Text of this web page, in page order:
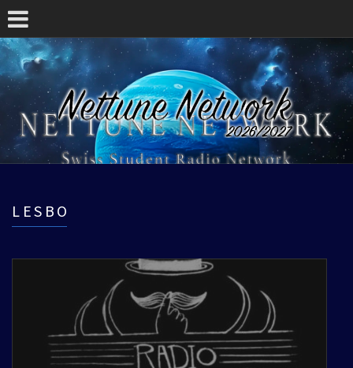
LESBO